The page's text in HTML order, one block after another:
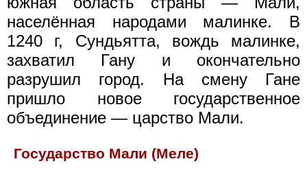
населённая народами малинке. В
1240 г, Сундьятта, вождь малинке,
захватил Гану и окончательно
разрушил город. На смену Гане
пришло новое государственное
объединение — царство Мали.
Государство Мали (Меле)